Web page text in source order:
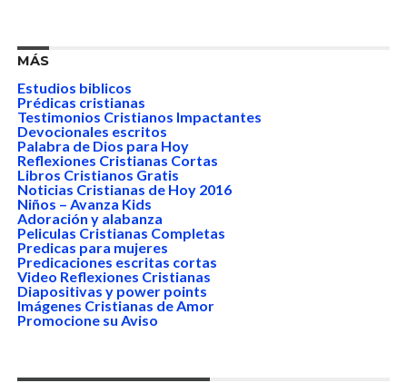
MÁS
Estudios biblicos
Prédicas cristianas
Testimonios Cristianos Impactantes
Devocionales escritos
Palabra de Dios para Hoy
Reflexiones Cristianas Cortas
Libros Cristianos Gratis
Noticias Cristianas de Hoy 2016
Niños – Avanza Kids
Adoración y alabanza
Peliculas Cristianas Completas
Predicas para mujeres
Predicaciones escritas cortas
Video Reflexiones Cristianas
Diapositivas y power points
Imágenes Cristianas de Amor
Promocione su Aviso